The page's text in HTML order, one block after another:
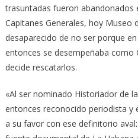
trasuntadas fueron abandonados
Capitanes Generales, hoy Museo
desaparecido de no ser porque
entonces se desempeñaba
decide rescatarlos.
«Al ser nominado Historiador de
entonces reconocido periodista
a su favor con ese definitorio